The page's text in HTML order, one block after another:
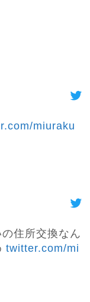
miuraku
住所交換なん
twitter.com/mi